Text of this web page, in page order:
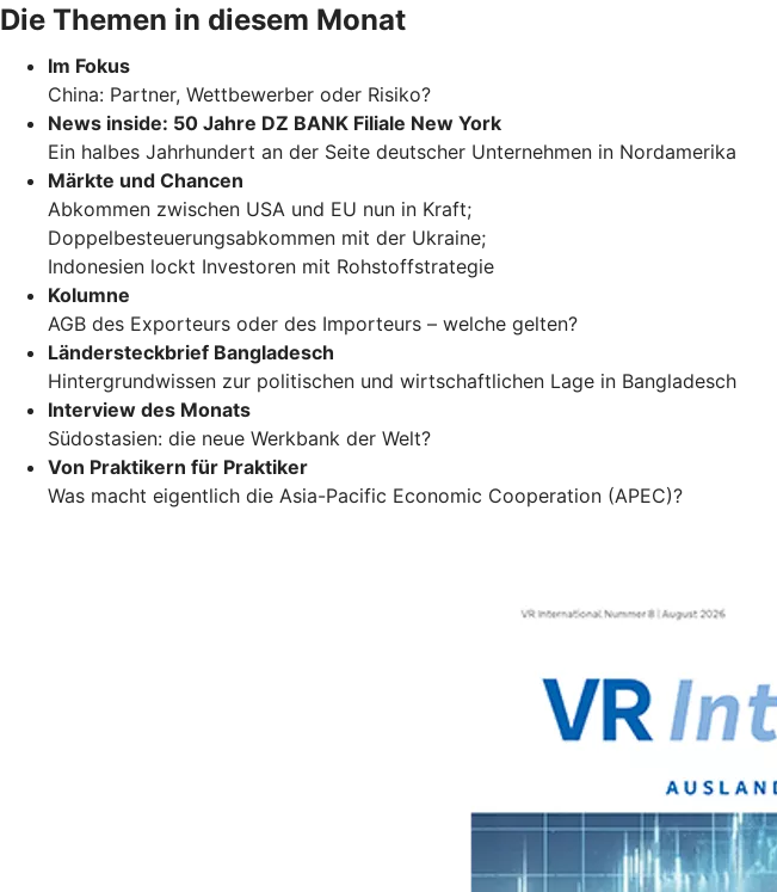
Die Themen in diesem Monat
Im Fokus
China: Partner, Wettbewerber oder Risiko?
News inside: 50 Jahre DZ BANK Filiale New York
Ein halbes Jahrhundert an der Seite deutscher Unternehmen in Nordamerika
Märkte und Chancen
Abkommen zwischen USA und EU nun in Kraft;
Doppelbesteuerungsabkommen mit der Ukraine;
Indonesien lockt Investoren mit Rohstoffstrategie
Kolumne
AGB des Exporteurs oder des Importeurs – welche gelten?
Ländersteckbrief Bangladesch
Hintergrundwissen zur politischen und wirtschaftlichen Lage in Bangladesch
Interview des Monats
Südostasien: die neue Werkbank der Welt?
Von Praktikern für Praktiker
Was macht eigentlich die Asia-Pacific Economic Cooperation (APEC)?